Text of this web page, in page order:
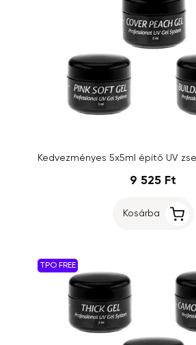
9 525 Ft
Kosárba
TPO FREE